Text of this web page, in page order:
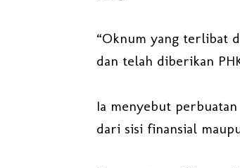
“Oknum yang terlibat
dan telah diberikan
Ia menyebut
dari sisi finansial